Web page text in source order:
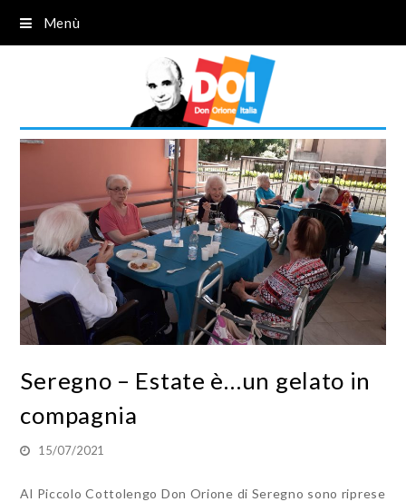
Menù
Seregno – Estate è…un gelato in
compagnia
15/07/2021
Al Piccolo Cottolengo Don Orione di Seregno sono riprese